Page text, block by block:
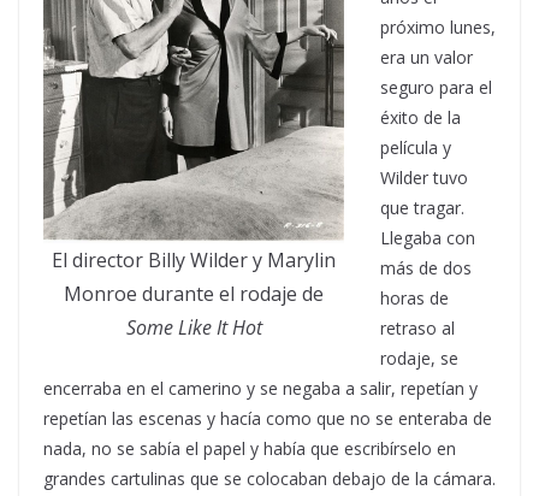
El director Billy Wilder y Marylin
Monroe durante el rodaje de
Some Like It Hot
próximo lunes,
era un valor
seguro para el
éxito de la
película y
Wilder tuvo
que tragar.
Llegaba con
más de dos
horas de
retraso al
rodaje, se
encerraba en el camerino y se negaba a salir, repetían y
repetían las escenas y hacía como que no se enteraba de
nada, no se sabía el papel y había que escribírselo en
grandes cartulinas que se colocaban debajo de la cámara.